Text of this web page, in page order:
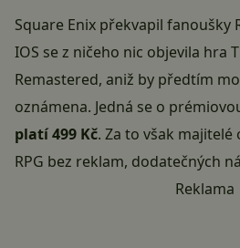
Square Enix překvapil fanoušky
IOS se z ničeho nic objevila hra
Remastered, aniž by předtím
oznámena. Jedná se o
platí 499 Kč. Za to však
RPG bez reklam, dodatečných
Reklama